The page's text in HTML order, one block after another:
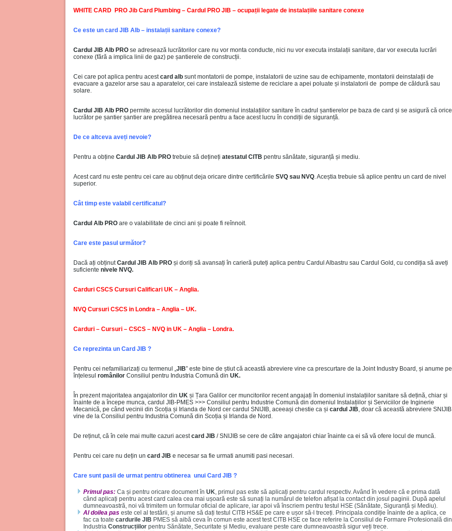
WHITE CARD PRO Jib Card Plumbing – Cardul PRO JIB – ocupații legate de instalațiile sanitare conexe
Ce este un card JIB Alb – instalații sanitare conexe?
Cardul JIB Alb PRO se adresează lucrătorilor care nu vor monta conducte, nici nu vor executa instalații sanitare, dar vor executa lucrări
conexe (fără a implica linii de gaz) pe șantierele de construcții.
Cei care pot aplica pentru acestcard alb sunt montatorii de pompe, instalatorii de uzine sau de echipamente, montatorii deinstalații de
evacuare a gazelor arse sau a aparatelor, cei care instalează sisteme de reciclare a apei poluate și instalatorii de pompe de căldură sau
solare.
Cardul JIB Alb PRO permite accesul lucrătorilor din domeniul instalațiilor sanitare în cadrul șantierelor pe baza de card și se asigură că orice
lucrător pe șantier șantier are pregătirea necesară pentru a face acest lucru în condiții de siguranță.
De ce altceva aveți nevoie?
Pentru a obține Cardul JIB Alb PRO trebuie să dețineți atestatul CITB pentru sănătate, siguranță și mediu.
Acest card nu este pentru cei care au obținut deja oricare dintre certificările SVQ sau NVQ. Aceștia trebuie să aplice pentru un card de nivel
superior.
Cât timp este valabil certificatul?
Cardul Alb PRO are o valabilitate de cinci ani și poate fi reînnoit.
Care este pasul următor?
Dacă ați obținutCardul JIB Alb PRO și doriți să avansați în carieră puteți aplica pentru Cardul Albastru sau Cardul Gold, cu condiția să aveți
suficiente nivele NVQ.
Carduri CSCS Cursuri Calificari UK – Anglia.
NVQ Cursuri CSCS in Londra – Anglia – UK.
Carduri – Cursuri – CSCS – NVQ in UK – Anglia – Londra.
Ce reprezinta un Card JIB ?
Pentru cei nefamiliarizați cu termenul „JIB” este bine de știut că această abreviere vine ca prescurtare de la Joint Industry Board, și anume pe
înțelesul românilor Consiliul pentru Industria Comună din UK.
În prezent majoritatea angajatorilor din UK și Țara Galilor cer muncitorilor recent angajați în domeniul instalațiilor sanitare să dețină, chiar și
înainte de a începe munca, cardul JIB-PMES >>> Consiliul pentru Industrie Comună din domeniul Instalațiilor și Serviciilor de Inginerie
Mecanică, pe când vecinii din Scoția și Irlanda de Nord cer cardul SNIJIB, aceeași chestie ca și cardul JIB, doar că această abreviere SNIJIB
vine de la Consiliul pentru Industria Comună din Scoția și Irlanda de Nord.
De reținut, că în cele mai multe cazuri acestcard JIB / SNIJIB se cere de către angajatori chiar înainte ca ei să vă ofere locul de muncă.
Pentru cei care nu dețin un card JIB e necesar sa fie urmati anumiti pasi necesari.
Care sunt pasii de urmat pentru obtinerea unui Card JIB ?
Primul pas: Ca și pentru oricare document în UK, primul pas este să aplicați pentru cardul respectiv. Având în vedere că e prima dată
când aplicați pentru acest card calea cea mai ușoară este să sunați la numărul de telefon afișat la contact din josul paginii. După apelul
dumneavoastră, noi vă trimitem un formular oficial de aplicare, iar apoi vă înscriem pentru testul HSE (Sănătate, Siguranță și Mediu).
Al doilea pas este cel al testării, și anume să dați testul CITB HS&E pe care e ușor să-l treceți. Principala condiție înainte de a aplica, ce
fac ca toate cardurile JIB PMES să aibă ceva în comun este acest test CITB HSE ce face referire la Consiliul de Formare Profesională din
Industria Construcțiilor pentru Sănătate, Securitate și Mediu, evaluare peste care dumneavoastră sigur veți trece.